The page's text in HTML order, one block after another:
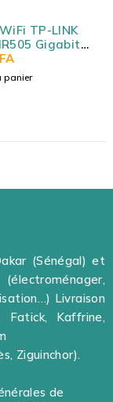
Ethernet Gigabit
HEX
- RouterOS -
hardware
panier
(Sénégal) et
Livraison
Fatick, Kaffrine,
Ziguinchor).
de